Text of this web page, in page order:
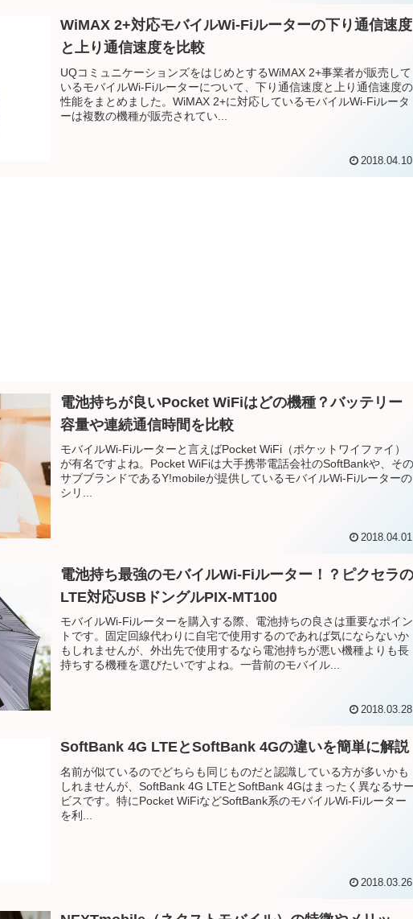
WiMAX 2+対応モバイルWi-Fiルーターの下り通信速度
と上り通信速度を比較
UQコミュニケーションズをはじめとするWiMAX 2+事業者が販売して
いるモバイルWi-Fiルーターについて、下り通信速度と上り通信速度の
性能をまとめました。WiMAX 2+に対応しているモバイルWi-Fiルータ
ーは複数の機種が販売されてい...
2018.04.10
電池持ちが良いPocket WiFiはどの機種？バッテリー
容量や連続通信時間を比較
モバイルWi-Fiルーターと言えばPocket WiFi（ポケットワイファイ）
が有名ですよね。Pocket WiFiは大手携帯電話会社のSoftBankや、その
サブブランドであるY!mobileが提供しているモバイルWi-Fiルーターの
シリ...
2018.04.01
電池持ち最強のモバイルWi-Fiルーター！？ピクセラの
LTE対応USBドングルPIX-MT100
モバイルWi-Fiルーターを購入する際、電池持ちの良さは重要なポイン
トです。固定回線代わりに自宅で使用するのであれば気にならないか
もしれませんが、外出先で使用するなら電池持ちが悪い機種よりも長
持ちする機種を選びたいですよね。一昔前のモバイル...
2018.03.28
SoftBank 4G LTEとSoftBank 4Gの違いを簡単に解説
名前が似ているのでどちらも同じものだと認識している方が多いかも
しれませんが、SoftBank 4G LTEとSoftBank 4Gはまったく異なるサー
ビスです。特にPocket WiFiなどSoftBank系のモバイルWi-Fiルーター
を利...
2018.03.26